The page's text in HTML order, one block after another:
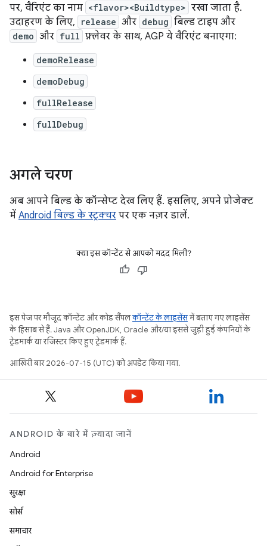
पर, वैरिएंट का नाम <flavor><Buildtype> रखा जाता है.
उदाहरण के लिए,
release और debug बिल्ड टाइप और
demo और full फ़्लेवर के साथ, AGP ये वैरिएंट बनाएगा:
demoRelease
demoDebug
fullRelease
fullDebug
अगले चरण
अब आपने बिल्ड के कॉन्सेप्ट देख लिए हैं. इसलिए, अपने प्रोजेक्ट
में Android बिल्ड के स्ट्रक्चर पर एक नज़र डालें.
क्या इस कॉन्टेंट से आपको मदद मिली?
इस पेज पर मौजूद कॉन्टेंट और कोड सैंपलकॉन्टेंट के लाइसेंसमें बताए गए लाइसेंस
के हिसाब से हैं. Java और OpenJDK, Oracle और/या इससे जुड़ी हुई कंपनियों के
ट्रेडमार्क या रजिस्टर किए हुए ट्रेडमार्क हैं.
आखिरी बार 2026-07-15 (UTC) को अपडेट किया गया.
ANDROID के बारे में ज़्यादा जानें
Android
Android for Enterprise
सुरक्षा
सोर्स
समाचार